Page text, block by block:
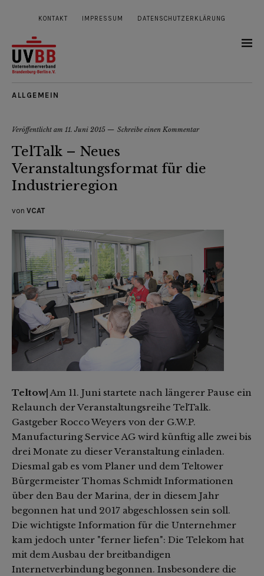
KONTAKT IMPRESSUM DATENSCHUTZERKLÄRUNG
ALLGEMEIN
Veröffentlicht am 11. Juni 2015 Schreibe einen Kommentar
TelTalk – Neues
Veranstaltungsformat für die
Industrieregion
von VCAT
Teltow| Am 11. Juni startete nach längerer Pause ein
Relaunch der Veranstaltungsreihe TelTalk.
Gastgeber Rocco Weyers von der G.W.P.
Manufacturing Service AG wird künftig alle zwei bis
drei Monate zu dieser Veranstaltung einladen.
Diesmal gab es vom Planer und dem Teltower
Bürgermeister Thomas Schmidt Informationen
über den Bau der Marina, der in diesem Jahr
begonnen hat und 2017 abgeschlossen sein soll.
Die wichtigste Information für die Unternehmer
kam jedoch unter "ferner liefen": Die Telekom hat
mit dem Ausbau der breitbandigen
Internetverbindung begonnen. Insbesondere die